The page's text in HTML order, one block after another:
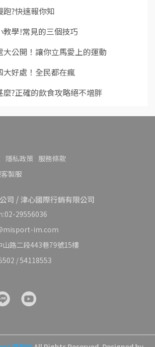
?快速報你知
教學!常見的三個技巧
大公開！讓你立馬愛上的運動
大好處！全民都在瘋
麼?正確的飲食攻略絕不增胖
隱私政策 服務條款
製服
司 / 津心國際行銷有限公司
29556036
im.com
路二段443巷79號15樓
/ 54118553